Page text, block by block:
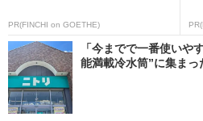
PR(FINCHI on GOETHE)
「今までで一番使い
能満載冷水筒”に集まっ